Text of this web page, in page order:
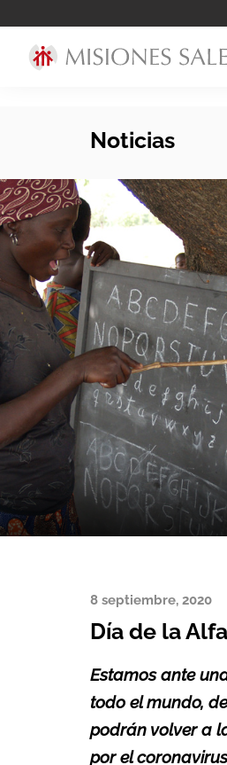
Noticias
8 septiembre, 2020
Día de la
Estamos ante
todo el mundo,
podrán volver a
por el